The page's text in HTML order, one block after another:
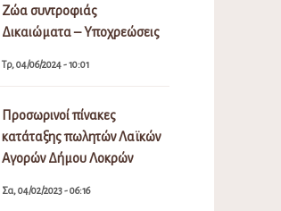
Ζώα συντροφιάς
Δικαιώματα – Υποχρεώσεις
Τρ, 04/06/2024 - 10:01
Προσωρινοί πίνακες
κατάταξης πωλητών Λαϊκών
Αγορών Δήμου Λοκρών
Σα, 04/02/2023 - 06:16